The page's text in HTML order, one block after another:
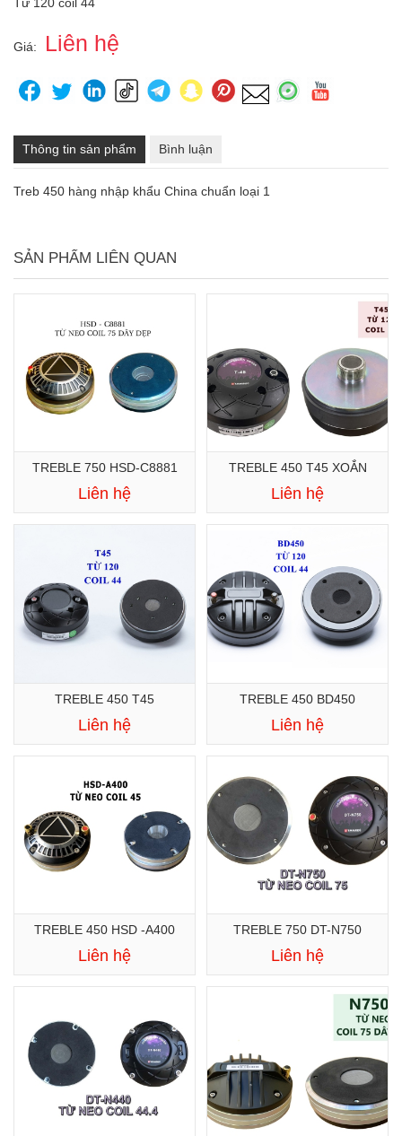
Từ 120 coil 44
Giá: Liên hệ
Thông tin sản phẩm Bình luận
Treb 450 hàng nhập khẩu China chuẩn loại 1
SẢN PHẨM LIÊN QUAN
TREBLE 750 HSD-C8881
Liên hệ
TREBLE 450 T45 XOẮN
Liên hệ
TREBLE 450 T45
Liên hệ
TREBLE 450 BD450
Liên hệ
TREBLE 450 HSD -A400
Liên hệ
TREBLE 750 DT-N750
Liên hệ